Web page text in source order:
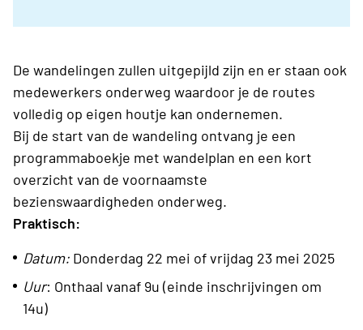
De wandelingen zullen uitgepijld zijn en er staan ook
medewerkers onderweg waardoor je de routes
volledig op eigen houtje kan ondernemen.
Bij de start van de wandeling ontvang je een
programmaboekje met wandelplan en een kort
overzicht van de voornaamste
bezienswaardigheden onderweg.
Praktisch:
Datum: Donderdag 22 mei of vrijdag 23 mei 2025
Uur: Onthaal vanaf 9u (einde inschrijvingen om
14u)